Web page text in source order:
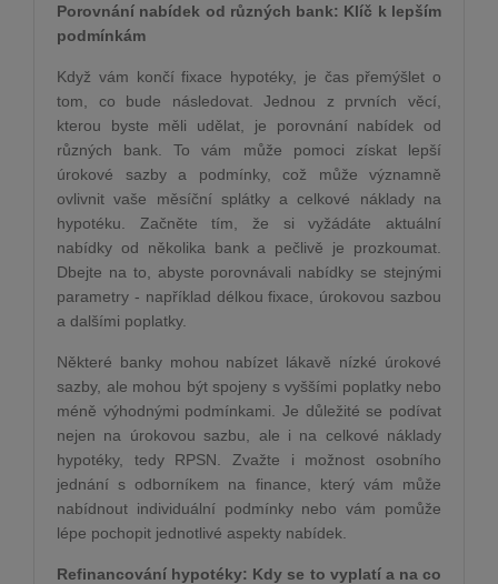
Porovnání nabídek od různých bank: Klíč k lepším
podmínkám
Když vám končí fixace hypotéky, je čas přemýšlet o
tom, co bude následovat. Jednou z prvních věcí,
kterou byste měli udělat, je porovnání nabídek od
různých bank. To vám může pomoci získat lepší
úrokové sazby a podmínky, což může významně
ovlivnit vaše měsíční splátky a celkové náklady na
hypotéku. Začněte tím, že si vyžádáte aktuální
nabídky od několika bank a pečlivě je prozkoumat.
Dbejte na to, abyste porovnávali nabídky se stejnými
parametry - například délkou fixace, úrokovou sazbou
a dalšími poplatky.
Některé banky mohou nabízet lákavě nízké úrokové
sazby, ale mohou být spojeny s vyššími poplatky nebo
méně výhodnými podmínkami. Je důležité se podívat
nejen na úrokovou sazbu, ale i na celkové náklady
hypotéky, tedy RPSN. Zvažte i možnost osobního
jednání s odborníkem na finance, který vám může
nabídnout individuální podmínky nebo vám pomůže
lépe pochopit jednotlivé aspekty nabídek.
Refinancování hypotéky: Kdy se to vyplatí a na co